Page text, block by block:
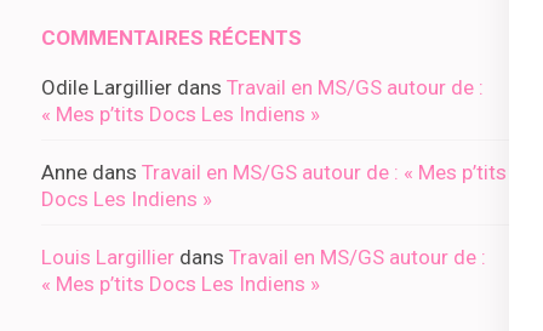
COMMENTAIRES RÉCENTS
Odile Largillier dans Travail en MS/GS autour de :
« Mes p’tits Docs Les Indiens »
Anne dans Travail en MS/GS autour de : « Mes p’tits
Docs Les Indiens »
Louis Largillier dans Travail en MS/GS autour de :
« Mes p’tits Docs Les Indiens »